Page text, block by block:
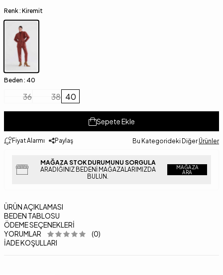
Renk : Kiremit
Beden : 40
36 38 40
Sepete Ekle
Fiyat Alarmı Paylaş Bu Kategorideki Diğer Ürünler
MAĞAZA STOK DURUMUNU SORGULA
ARADIĞINIZ BEDENI MAĞAZALARIMIZDA
BULUN.
MAĞAZA
ARA
ÜRÜN AÇIKLAMASI
BEDEN TABLOSU
ÖDEME SEÇENEKLERI
YORUMLAR
(0)
İADE KOŞULLARI